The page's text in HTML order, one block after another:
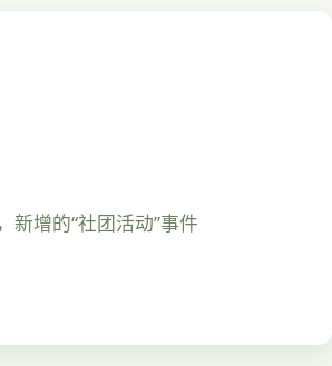
新增的“社团活动”事件